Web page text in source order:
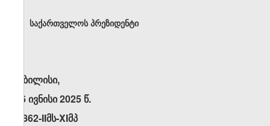
საქართველოს პრეზიდენტი
თბილისი,
26 ივნისი 2025 წ.
N862-IIმს-XIმპ